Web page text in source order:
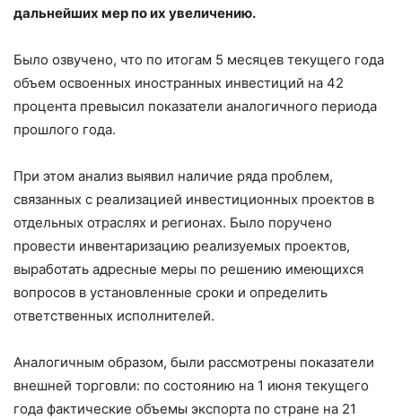
дальнейших мер по их увеличению.
Было озвучено, что по итогам 5 месяцев текущего года
объем освоенных иностранных инвестиций на 42
процента превысил показатели аналогичного периода
прошлого года.
При этом анализ выявил наличие ряда проблем,
связанных с реализацией инвестиционных проектов в
отдельных отраслях и регионах. Было поручено
провести инвентаризацию реализуемых проектов,
выработать адресные меры по решению имеющихся
вопросов в установленные сроки и определить
ответственных исполнителей.
Аналогичным образом, были рассмотрены показатели
внешней торговли: по состоянию на 1 июня текущего
года фактические объемы экспорта по стране на 21